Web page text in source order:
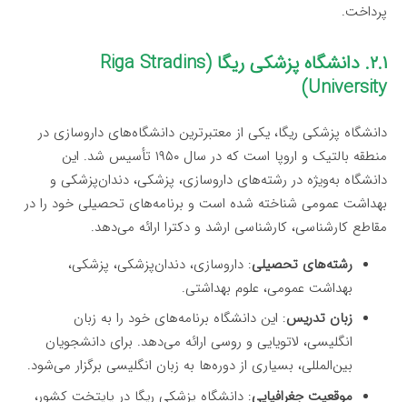
پرداخت.
۲.۱. دانشگاه پزشکی ریگا (Riga Stradins
University)
دانشگاه پزشکی ریگا، یکی از معتبرترین دانشگاه‌های داروسازی در
منطقه بالتیک و اروپا است که در سال ۱۹۵۰ تأسیس شد. این
دانشگاه به‌ویژه در رشته‌های داروسازی، پزشکی، دندان‌پزشکی و
بهداشت عمومی شناخته شده است و برنامه‌های تحصیلی خود را در
مقاطع کارشناسی، کارشناسی ارشد و دکترا ارائه می‌دهد.
رشته‌های تحصیلی: داروسازی، دندان‌پزشکی، پزشکی،
بهداشت عمومی، علوم بهداشتی.
زبان تدریس: این دانشگاه برنامه‌های خود را به زبان
انگلیسی، لاتویایی و روسی ارائه می‌دهد. برای دانشجویان
بین‌المللی، بسیاری از دوره‌ها به زبان انگلیسی برگزار می‌شود.
موقعیت جغرافیایی: دانشگاه پزشکی ریگا در پایتخت کشور،